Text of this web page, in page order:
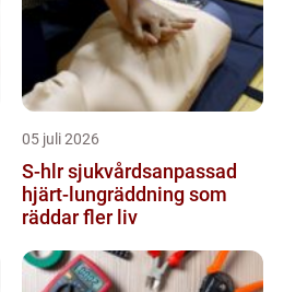
05 juli 2026
S-hlr sjukvårdsanpassad
hjärt-lungräddning som
räddar fler liv